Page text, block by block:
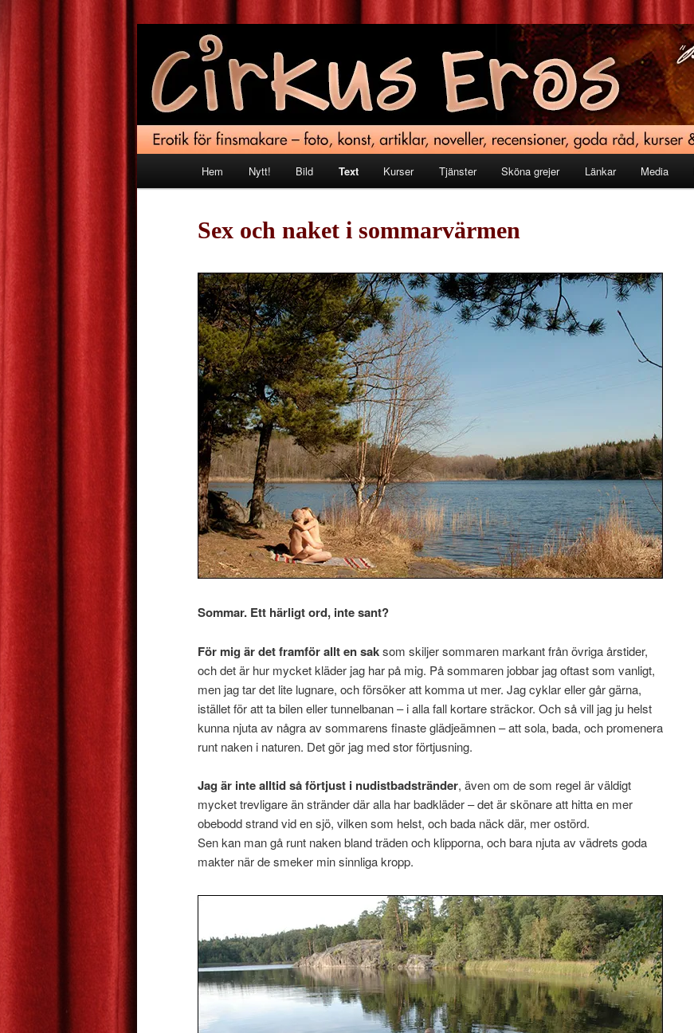
Cirkus Eros
Erotik för finsmakare
Hem Nytt! Bild Text Kurser Tjänster Sköna grejer Länkar Media
Sex och naket i sommarvärmen
Sommar. Ett härligt ord, inte sant?
För mig är det framför allt en saksom skiljer sommaren markant från övriga årstider,
och det är hur mycket kläder jag har på mig. På sommaren jobbar jag oftast som vanligt,
men jag tar det lite lugnare, och försöker att komma ut mer. Jag cyklar eller går gärna,
istället för att ta bilen eller tunnelbanan – i alla fall kortare sträckor. Och så vill jag ju helst
kunna njuta av några av sommarens finaste glädjeämnen – att sola, bada, och promenera
runt naken i naturen. Det gör jag med stor förtjusning.
Jag är inte alltid så förtjust i nudistbadstränder, även om de som regel är väldigt
mycket trevligare än stränder där alla har badkläder – det är skönare att hitta en mer
obebodd strand vid en sjö, vilken som helst, och bada näck där, mer ostörd.
Sen kan man gå runt naken bland träden och klipporna, och bara njuta av vädrets goda
makter när de smeker min sinnliga kropp.